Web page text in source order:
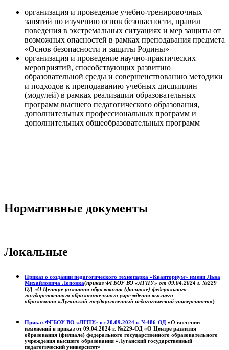
организация и проведение учебно-тренировочных
занятий по изучению основ безопасности, правил
поведения в экстремальных ситуациях и мер защиты от
возможных опасностей в рамках преподавания предмета
«Основ безопасности и защиты Родины»
организация и проведение научно-практических
мероприятий, способствующих развитию
образовательной среды и совершенствованию методики
и подходов к преподаванию учебных дисциплин
(модулей) в рамках реализации образовательных
программ высшего педагогического образования,
дополнительных профессиональных программ и
дополнительных общеобразовательных программ
Нормативные документы
Локальные
Приказ о создании педагогического технопарка «Кванториум» имени Льва
Михайловича Лоповка(приказ ФГБОУ ВО «ЛГПУ» от 09.04.2024 г. №229-
ОД «О Центре развития образования (филиале) федерального
государственного образовательного учреждения высшего
образования «Луганский государственный педагогический университет»)
Приказ ФГБОУ ВО «ЛГПУ» от 20.09.2024 г. №486-ОД «О внесении
изменений в приказ от 09.04.2024 г. №229-ОД «О Центре развития
образования (филиале) федерального государственного образовательного
учреждения высшего образования «Луганский государственный
педагогический университет»